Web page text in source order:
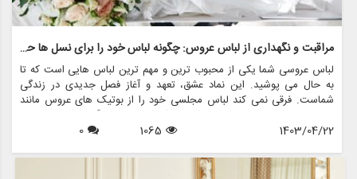
مراقبت و نگهداری از لباس عروس: چگونه لباس خود را برای نسل ها حفظ کنید
لباس عروسی شما یکی از محبوب ترین و مهم ترین لباس هایی است که تا
به حال می پوشید. این نماد عشق، تعهد و آغاز فصل جدیدی در زندگی
شماست. فرقی نمی کند لباس مجلسی خود را از بوتیک های عروس مانند
مزون چرخچی خریداری کرده باشید یا یک میراث خانوادگی باشد، مراقبت و
نگهداری مناسب برای اطمینان از طول عمر و حفظ زیبایی آن برای سال های
1403/04/22
1065
0